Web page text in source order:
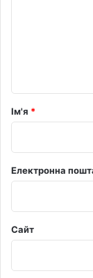
рІм'я *
Електронна
Сайт